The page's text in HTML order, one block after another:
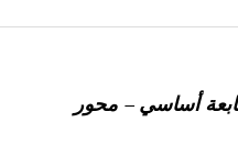
أساسي – محور